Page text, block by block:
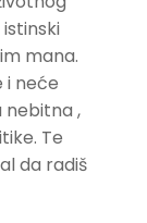
mana.
i neće
nebitna ,
Te
da radiš